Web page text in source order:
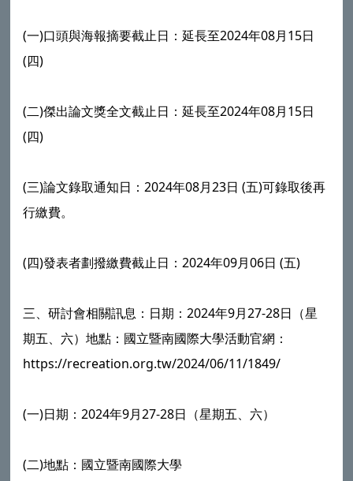
(一)口頭與海報摘要截止日：延長至2024年08月15日
(四)
(二)傑出論文獎全文截止日：延長至2024年08月15日
(四)
(三)論文錄取通知日：2024年08月23日 (五)可錄取後再
行繳費。
(四)發表者劃撥繳費截止日：2024年09月06日 (五)
三、研討會相關訊息：日期：2024年9月27-28日（星
期五、六）地點：國立暨南國際大學活動官網：
https://recreation.org.tw/2024/06/11/1849/
(一)日期：2024年9月27-28日（星期五、六）
(二)地點：國立暨南國際大學